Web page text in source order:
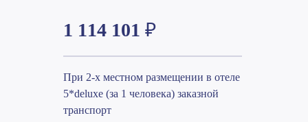
1 114 101 ₽
При 2-х местном размещении в отеле
5*deluxe (за 1 человека) заказной
транспорт